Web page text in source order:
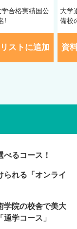
合格実績国公
!
ストに追加
大学
備校
資
るコース！
られる「オンライ
学院の校舎で美大
学コース」